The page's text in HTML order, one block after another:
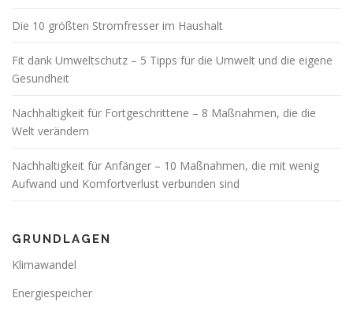
Die 10 größten Stromfresser im Haushalt
Fit dank Umweltschutz – 5 Tipps für die Umwelt und die eigene
Gesundheit
Nachhaltigkeit für Fortgeschrittene – 8 Maßnahmen, die die
Welt verändern
Nachhaltigkeit für Anfänger – 10 Maßnahmen, die mit wenig
Aufwand und Komfortverlust verbunden sind
GRUNDLAGEN
Klimawandel
Energiespeicher